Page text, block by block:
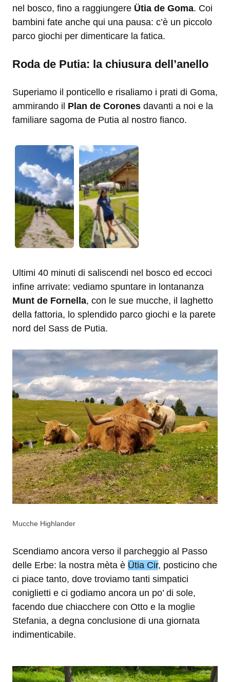
nel bosco, fino a raggiungere Ütia de Goma. Coi
bambini fate anche qui una pausa: c’è un piccolo
parco giochi per dimenticare la fatica.
Roda de Putia: la chiusura dell’anello
Superiamo il ponticello e risaliamo i prati di Goma,
ammirando il Plan de Corones davanti a noi e la
familiare sagoma de Putia al nostro fianco.
Ultimi 40 minuti di saliscendi nel bosco ed eccoci
infine arrivate: vediamo spuntare in lontananza
Munt de Fornella, con le sue mucche, il laghetto
della fattoria, lo splendido parco giochi e la parete
nord del Sass de Putia.
Mucche Highlander
Scendiamo ancora verso il parcheggio al Passo
delle Erbe: la nostra mèta è Ütia Cir, posticino che
ci piace tanto, dove troviamo tanti simpatici
coniglietti e ci godiamo ancora un po’ di sole,
facendo due chiacchere con Otto e la moglie
Stefania, a degna conclusione di una giornata
indimenticabile.